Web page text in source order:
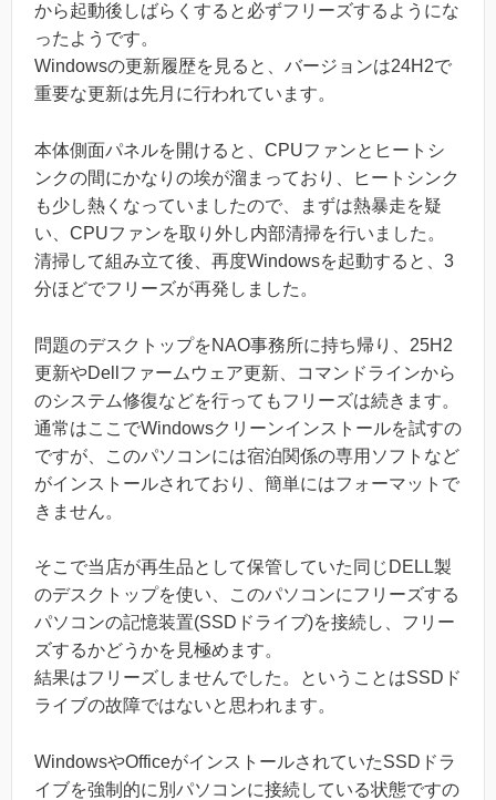
から起動後しばらくすると必ずフリーズするようにな
ったようです。
Windowsの更新履歴を見ると、バージョンは24H2で
重要な更新は先月に行われています。
本体側面パネルを開けると、CPUファンとヒートシ
ンクの間にかなりの埃が溜まっており、ヒートシンク
も少し熱くなっていましたので、まずは熱暴走を疑
い、CPUファンを取り外し内部清掃を行いました。
清掃して組み立て後、再度Windowsを起動すると、3
分ほどでフリーズが再発しました。
問題のデスクトップをNAO事務所に持ち帰り、25H2
更新やDellファームウェア更新、コマンドラインから
のシステム修復などを行ってもフリーズは続きます。
通常はここでWindowsクリーンインストールを試すの
ですが、このパソコンには宿泊関係の専用ソフトなど
がインストールされており、簡単にはフォーマットで
きません。
そこで当店が再生品として保管していた同じDELL製
のデスクトップを使い、このパソコンにフリーズする
パソコンの記憶装置(SSDドライブ)を接続し、フリー
ズするかどうかを見極めます。
結果はフリーズしませんでした。ということはSSDド
ライブの故障ではないと思われます。
WindowsやOfficeがインストールされていたSSDドラ
イブを強制的に別パソコンに接続している状態ですの